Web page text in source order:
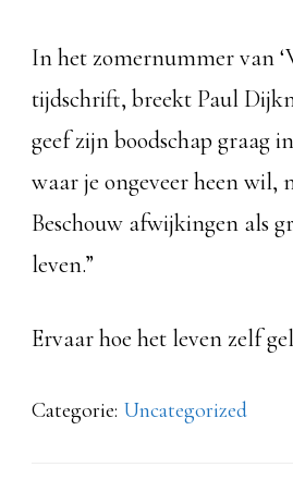
In het zomernummer van
tijdschrift, breekt Paul
geef zijn boodschap graag
waar je ongeveer heen wil,
Beschouw afwijkingen als
leven.”
Ervaar hoe het leven zelf
Categorie: Uncategorized